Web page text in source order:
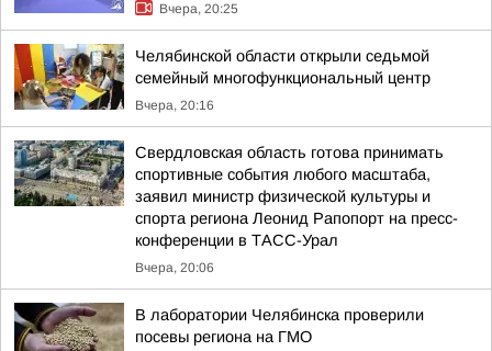
Вчера, 20:25
Челябинской области открыли седьмой
семейный многофункциональный центр
Вчера, 20:16
Свердловская область готова принимать
спортивные события любого масштаба,
заявил министр физической культуры и
спорта региона Леонид Рапопорт на пресс-
конференции в ТАСС-Урал
Вчера, 20:06
В лаборатории Челябинска проверили
посевы региона на ГМО